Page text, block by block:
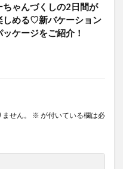
ちゃんづくしの2日間が
しめる♡新バケーション
ッケージをご紹介！
せん。 ※ が付いている欄は必